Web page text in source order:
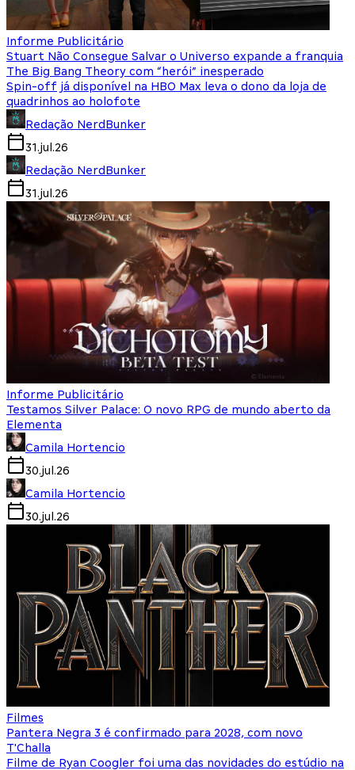
Informe Publicitário
Stuart Não Consegue Salvar o Universo expande a franquia
The Big Bang Theory com “herói” inesperado
Spin-off já disponível na HBO Max leva o dono da loja de
quadrinhos ao holofote
Redação NerdBunker
31.jul.26
Redação NerdBunker
31.jul.26
Informe Publicitário
Testamos Silver Palace: O novo RPG de mundo aberto da
Elementa
Camila Hortencio
30.jul.26
Camila Hortencio
30.jul.26
Filmes
Pantera Negra 3 é confirmado para 2028, com novo
T'Challa
Filme de Ryan Coogler foi uma das novidades do estúdio na